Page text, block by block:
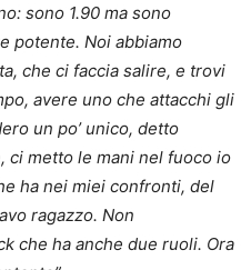
sono 1.90 ma sono
potente. Noi abbiamo
che ci faccia salire, e trovi
avere uno che attacchi gli
un po’ unico, detto
ci metto le mani nel fuoco io
ha nei miei confronti, del
ragazzo. Non
che ha anche due ruoli. Ora